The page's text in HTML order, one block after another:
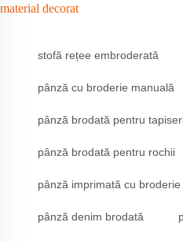
material decorat
stofă rețee embroderată
pânză cu broderie manuală
pânză brodată pentru
pânză brodată pentru rochii
pânză imprimată cu broderie
pânză denim brodată